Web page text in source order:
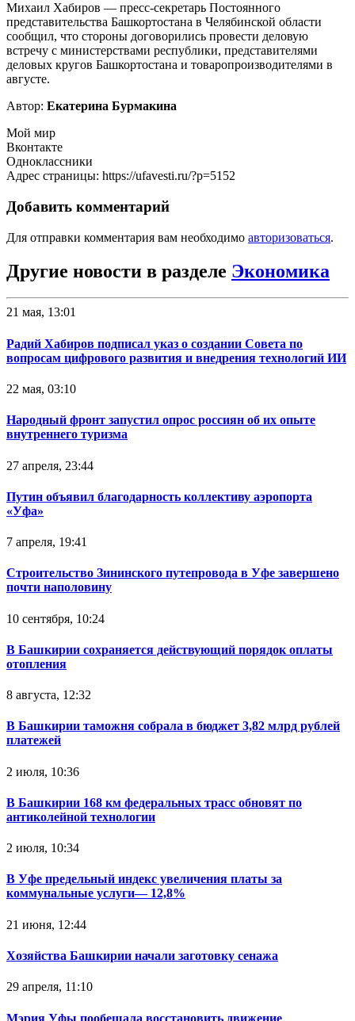
Михаил Хабиров — пресс-секретарь Постоянного
представительства Башкортостана в Челябинской области
сообщил, что стороны договорились провести деловую
встречу с министерствами республики, представителями
деловых кругов Башкортостана и товаропроизводителями в
августе.
Автор: Екатерина Бурмакина
Мой мир
Вконтакте
Одноклассники
Адрес страницы: https://ufavesti.ru/?p=5152
Добавить комментарий
Для отправки комментария вам необходимо авторизоваться.
Другие новости в разделе Экономика
21 мая, 13:01
Радий Хабиров подписал указ о создании Совета по
вопросам цифрового развития и внедрения технологий ИИ
22 мая, 03:10
Народный фронт запустил опрос россиян об их опыте
внутреннего туризма
27 апреля, 23:44
Путин объявил благодарность коллективу аэропорта
«Уфа»
7 апреля, 19:41
Строительство Зининского путепровода в Уфе завершено
почти наполовину
10 сентября, 10:24
В Башкирии сохраняется действующий порядок оплаты
отопления
8 августа, 12:32
В Башкирии таможня собрала в бюджет 3,82 млрд рублей
платежей
2 июля, 10:36
В Башкирии 168 км федеральных трасс обновят по
антиколейной технологии
2 июля, 10:34
В Уфе предельный индекс увеличения платы за
коммунальные услуги— 12,8%
21 июня, 12:44
Хозяйства Башкирии начали заготовку сенажа
29 апреля, 11:10
Мэрия Уфы пообещала восстановить движение